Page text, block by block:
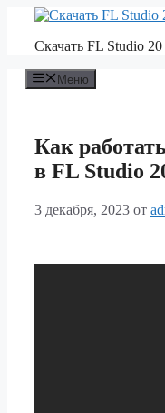
Перейти
содержимому
Скачать FL Studio
Меню
Как
в FL Studio
3 декабря, 2023 от